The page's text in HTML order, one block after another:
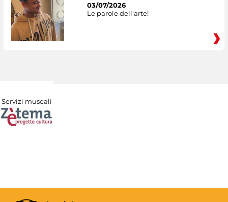
03/07/2026
Le parole dell'arte!
Servizi museali